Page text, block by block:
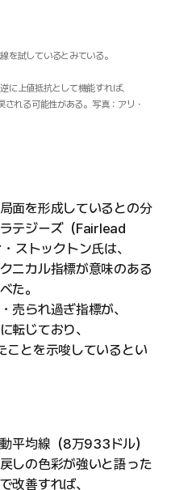
試しているとみている。
上値抵抗として機能すれば、
れる可能性がある。写真：アリ・
面を形成しているとの分
テジーズ（Fairlead
ストックトン氏は、
ニカル指標が意味のある
た。
売られ過ぎ指標が、
転じており、
ことを示唆しているとい
平均線（8万933ドル）
しの色彩が強いと語った
改善すれば、